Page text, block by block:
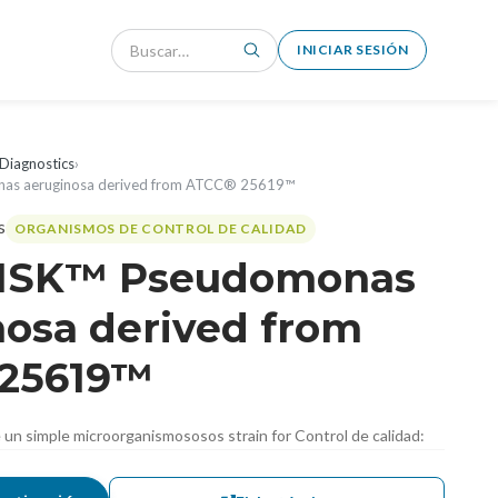
INICIAR SESIÓN
›
aeruginosa derived from ATCC® 25619™
ORGANISMOS DE CONTROL DE CALIDAD
Pseudomonas
derived from
simple microorganismososos strain for Control de calidad: